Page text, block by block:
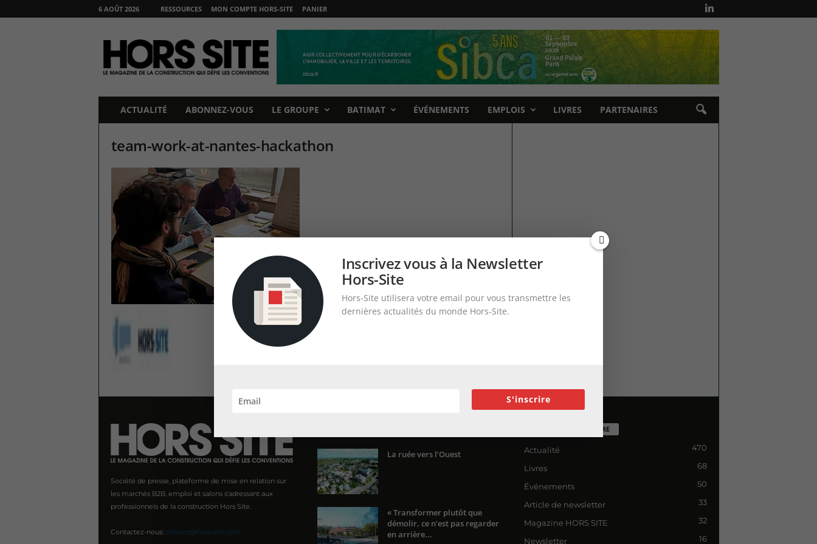
6 AOÛT 2026 RESSOURCES MON COMPTE HORS-SITE PANIER
O
ACTUALITÉ ABONNEZ-VOUS LE GROUPE BATIMAT ÉVÉNEMENTS EMPLOIS LIVRES PARTENAIRES
team-work-at-nantes-hackathon
Société de presse, plateforme de mise en relation sur
les marchés B2B, emploi et salons s'adressant aux
professionnels de la construction Hors Site.
Contactez-nous: contact@hors-site.com
La ruée vers l’Ouest
« Transformer plutôt que
démolir, ce n’est pas regarder
en arrière...
CATÉGORIE POPULAIRE
Actualité 470
Livres 68
Événements 50
Article de newsletter 33
Magazine HORS SITE 32
Newsletter 16
Inscrivez vous à la Newsletter
Hors-Site
Hors-Site utilisera votre email pour vous transmettre les
dernières actualités du monde Hors-Site.
S'inscrire